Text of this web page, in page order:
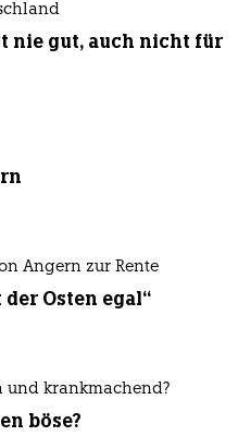
nie gut, auch nicht für
Angern zur Rente
Osten egal“
und krankmachend?
böse?